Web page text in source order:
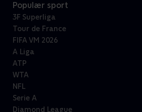
Populær sport
3F Superliga
Tour de France
FIFA VM 2026
A Liga
ATP
WTA
NFL
Serie A
Diamond League